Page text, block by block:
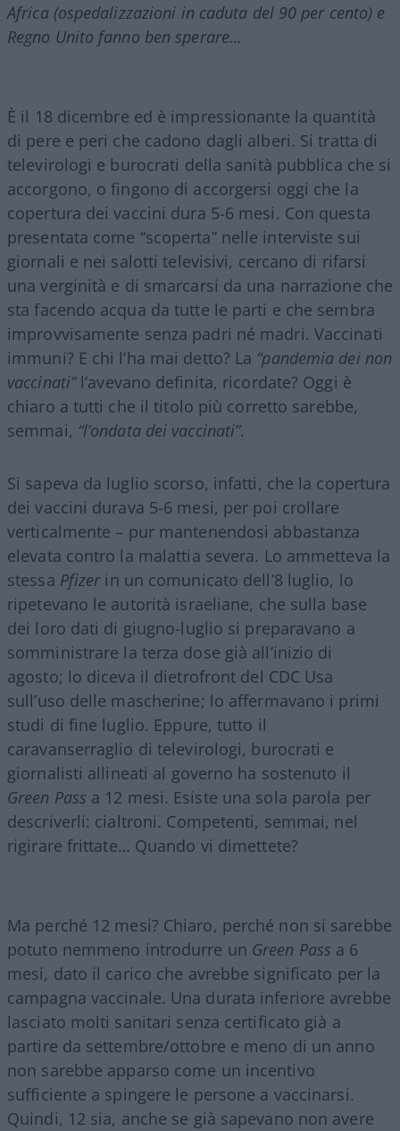
Africa (ospedalizzazioni in caduta del 90 per cento) e
Regno Unito fanno ben sperare…
È il 18 dicembre ed è impressionante la quantità
di pere e peri che cadono dagli alberi. Si tratta di
televirologi e burocrati della sanità pubblica che si
accorgono, o fingono di accorgersi oggi che la
copertura dei vaccini dura 5-6 mesi. Con questa
presentata come “scoperta” nelle interviste sui
giornali e nei salotti televisivi, cercano di rifarsi
una verginità e di smarcarsi da una narrazione che
sta facendo acqua da tutte le parti e che sembra
improvvisamente senza padri né madri. Vaccinati
immuni? E chi l’ha mai detto? La “pandemia dei non
vaccinati”l’avevano definita, ricordate? Oggi è
chiaro a tutti che il titolo più corretto sarebbe,
semmai, “l’ondata dei vaccinati”.
Si sapeva da luglio scorso, infatti, che la copertura
dei vaccini durava 5-6 mesi, per poi crollare
verticalmente – pur mantenendosi abbastanza
elevata contro la malattia severa. Lo ammetteva la
stessa Pfizerin un comunicato dell’8 luglio, lo
ripetevano le autorità israeliane, che sulla base
dei loro dati di giugno-luglio si preparavano a
somministrare la terza dose già all’inizio di
agosto; lo diceva il dietrofront del CDC Usa
sull’uso delle mascherine; lo affermavano i primi
studi di fine luglio. Eppure, tutto il
caravanserraglio di televirologi, burocrati e
giornalisti allineati al governo ha sostenuto il
Green Pass a 12 mesi. Esiste una sola parola per
descriverli: cialtroni. Competenti, semmai, nel
rigirare frittate… Quando vi dimettete?
Ma perché 12 mesi? Chiaro, perché non si sarebbe
potuto nemmeno introdurre un Green Pass a 6
mesi, dato il carico che avrebbe significato per la
campagna vaccinale. Una durata inferiore avrebbe
lasciato molti sanitari senza certificato già a
partire da settembre/ottobre e meno di un anno
non sarebbe apparso come un incentivo
sufficiente a spingere le persone a vaccinarsi.
Quindi, 12 sia, anche se già sapevano non avere